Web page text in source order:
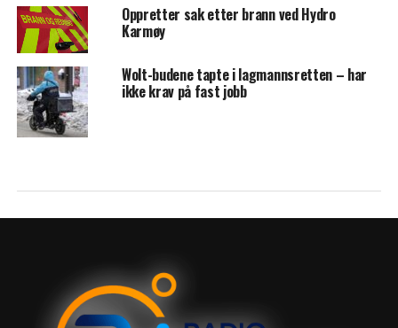
Oppretter sak etter brann ved Hydro
Karmøy
Wolt-budene tapte i lagmannsretten – har
ikke krav på fast jobb